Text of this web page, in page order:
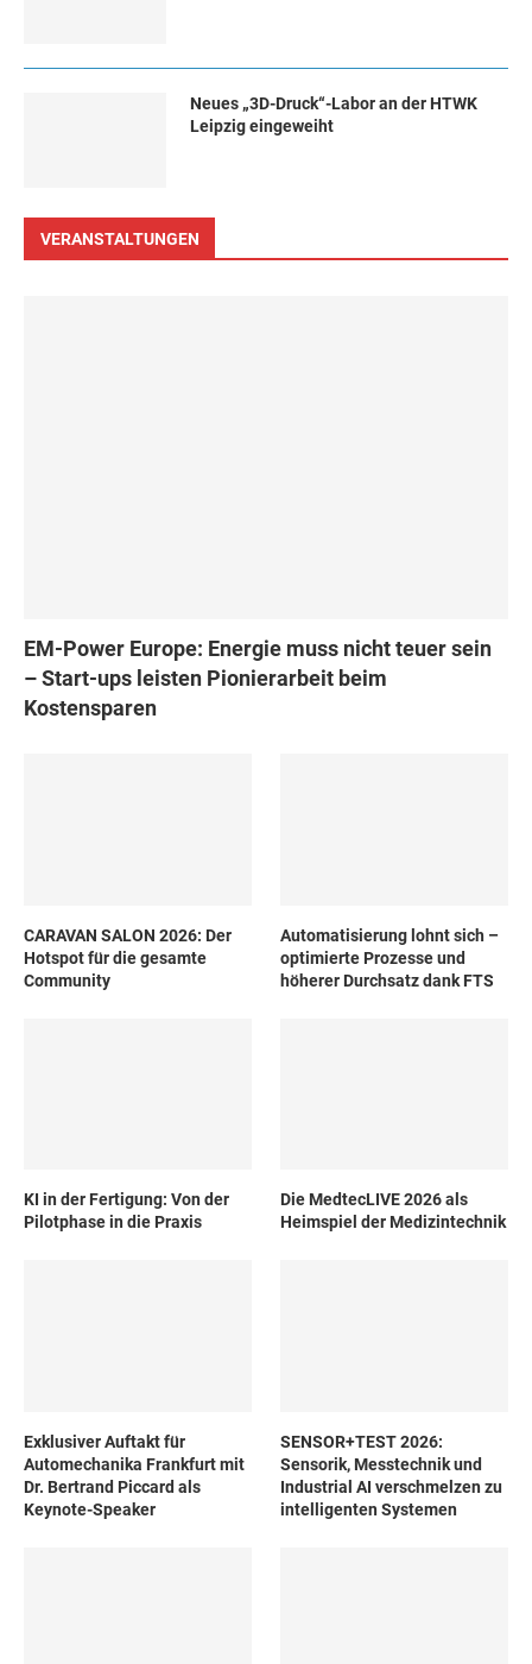
Neues „3D-Druck“-Labor an der HTWK
Leipzig eingeweiht
VERANSTALTUNGEN
EM-Power Europe: Energie muss nicht teuer sein
– Start-ups leisten Pionierarbeit beim
Kostensparen
CARAVAN SALON 2026: Der
Hotspot für die gesamte
Community
Automatisierung lohnt sich –
optimierte Prozesse und
höherer Durchsatz dank FTS
KI in der Fertigung: Von der
Pilotphase in die Praxis
Die MedtecLIVE 2026 als
Heimspiel der Medizintechnik
Exklusiver Auftakt für
Automechanika Frankfurt mit
Dr. Bertrand Piccard als
Keynote-Speaker
SENSOR+TEST 2026:
Sensorik, Messtechnik und
Industrial AI verschmelzen zu
intelligenten Systemen